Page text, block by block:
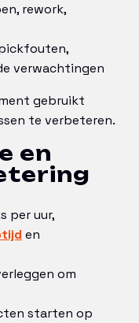
rework,
verwachtingen
gebruikt
te verbeteren.
en
per uur,
en
om
starten op